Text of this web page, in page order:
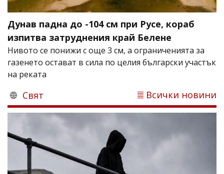
Дунав падна до -104 см при Русе, кораб
изпитва затруднения край Белене
Нивото се понижи с още 3 см, а ограниченията за
газенето остават в сила по целия български участък
на реката
Свят Всички новини